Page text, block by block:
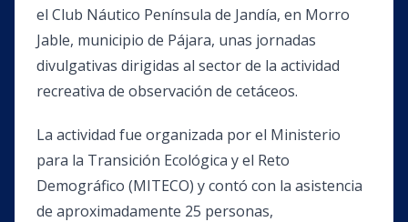
el Club Náutico Península de Jandía, en Morro
Jable, municipio de Pájara, unas jornadas
divulgativas dirigidas al sector de la actividad
recreativa de observación de cetáceos.
La actividad fue organizada por el Ministerio
para la Transición Ecológica y el Reto
Demográfico (MITECO) y contó con la asistencia
de aproximadamente 25 personas,